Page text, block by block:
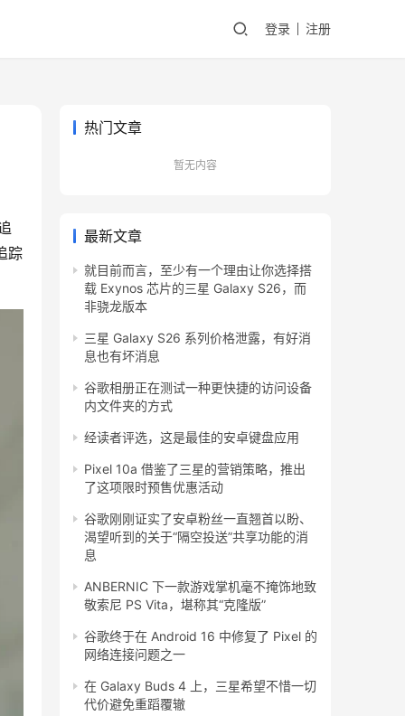
登录 注册
踪
热门文章
暂无内容
最新文章
就目前而言，至少有一个理由让你选择搭
载 Exynos 芯片的三星 Galaxy S26，而
非骁龙版本
三星 Galaxy S26 系列价格泄露，有好消
息也有坏消息
谷歌相册正在测试一种更快捷的访问设备
内文件夹的方式
经读者评选，这是最佳的安卓键盘应用
Pixel 10a 借鉴了三星的营销策略，推出
了这项限时预售优惠活动
谷歌刚刚证实了安卓粉丝一直翘首以盼、
渴望听到的关于“隔空投送”共享功能的消
息
ANBERNIC 下一款游戏掌机毫不掩饰地致
敬索尼 PS Vita，堪称其“克隆版”
谷歌终于在 Android 16 中修复了 Pixel 的
网络连接问题之一
在 Galaxy Buds 4 上，三星希望不惜一切
代价避免重蹈覆辙